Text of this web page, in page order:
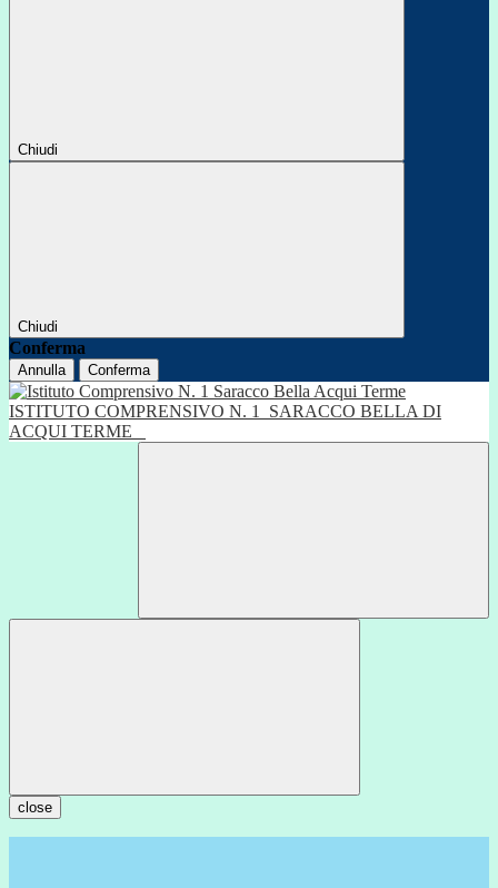
Chiudi
Chiudi
Conferma
Annulla Conferma
ISTITUTO COMPRENSIVO N. 1
SARACCO BELLA DI
ACQUI TERME
close